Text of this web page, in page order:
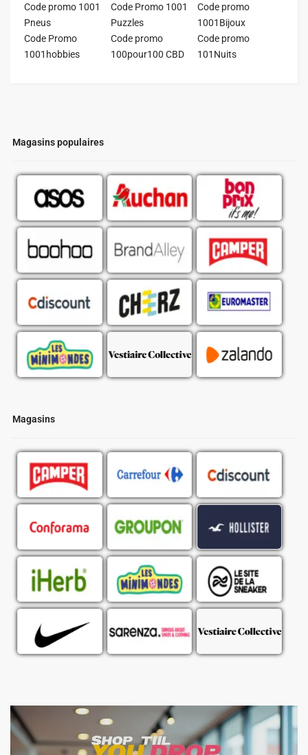
Magasins populaires
Magasins
Code promo 1001
Pneus
Code Promo 1001
Puzzles
Code promo
1001Bijoux
Code Promo
1001hobbies
Code promo
100pour100 CBD
Code promo
101Nuits